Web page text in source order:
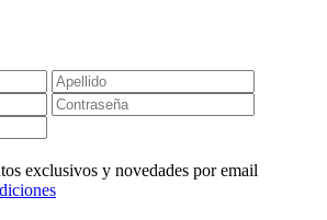
exclusivos y novedades por email